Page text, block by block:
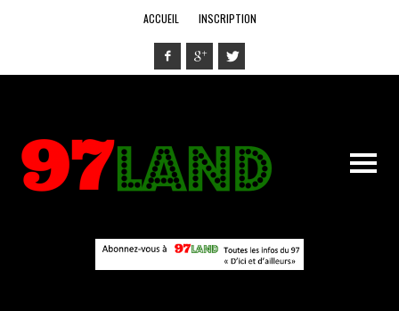
ACCUEIL INSCRIPTION